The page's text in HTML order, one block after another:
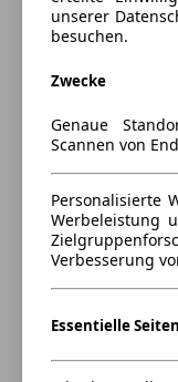
unserer
besuchen.
Zwecke
Genaue
Scannen von
Personalisierte
Werbeleistung
Verbesserung
Essentielle